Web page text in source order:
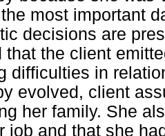
most important
decisions are
that the client
difficulties in
evolved, client
her family. She
job and that she